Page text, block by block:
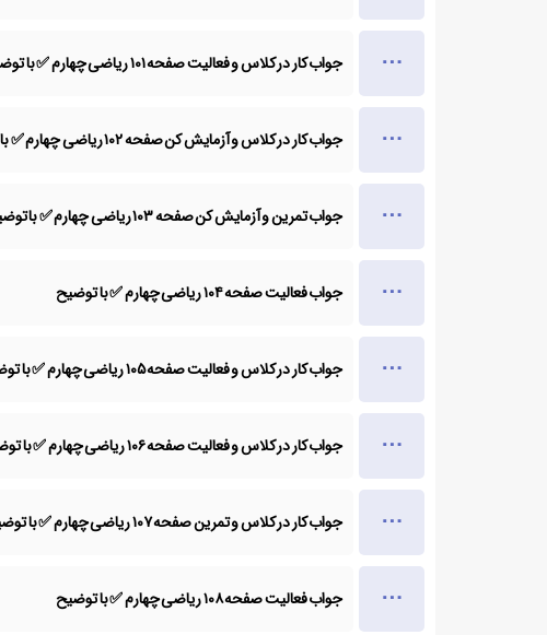
جواب کار در کلاس و فعالیت صفحه ۱۰۱ ریاضی چهارم ✅ با توضیح
جواب کار در کلاس و آزمایش کن صفحه ۱۰۲ ریاضی چهارم ✅ با توضیح
جواب تمرین و آزمایش کن صفحه ۱۰۳ ریاضی چهارم ✅ با توضیح
جواب فعالیت صفحه ۱۰۴ ریاضی چهارم ✅ با توضیح
جواب کار در کلاس و فعالیت صفحه ۱۰۵ ریاضی چهارم ✅ با توضیح
جواب کار در کلاس و فعالیت صفحه ۱۰۶ ریاضی چهارم ✅ با توضیح
جواب کار در کلاس و تمرین صفحه ۱۰۷ ریاضی چهارم ✅ با توضیح
جواب فعالیت صفحه ۱۰۸ ریاضی چهارم ✅ با توضیح